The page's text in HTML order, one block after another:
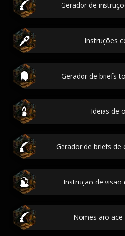
Gerador de
Instruções
Gerador de briefs
Ideias de
Gerador de briefs de
Instrução de visão
Nomes aro ace